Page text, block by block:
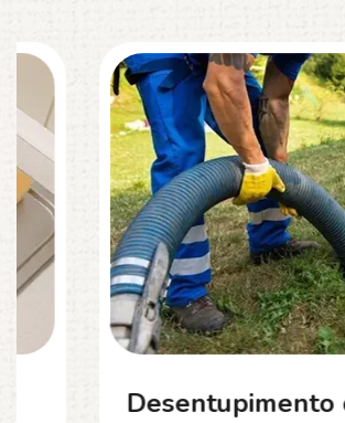
Desentupimento de